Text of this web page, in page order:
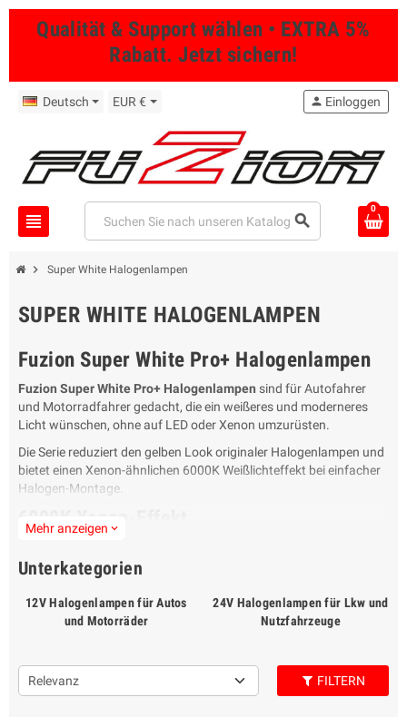
Qualität & Support wählen • EXTRA 5%
Rabatt. Jetzt sichern!
Deutsch EUR €
view_headline search
person Einloggen
0
chevron_right Super White Halogenlampen
SUPER WHITE HALOGENLAMPEN
Fuzion Super White Pro+ Halogenlampen
Fuzion Super White Pro+ Halogenlampen sind für Autofahrer
und Motorradfahrer gedacht, die ein weißeres und moderneres
Licht wünschen, ohne auf LED oder Xenon umzurüsten.
Die Serie reduziert den gelben Look originaler Halogenlampen und
bietet einen Xenon-ähnlichen 6000K Weißlichteffekt bei einfacher
Halogen-Montage.
6000K Xenon-Effekt
LED-Tagfahrlichtern und Xenon-Scheinwerfern an Autos,
Motorrädern und Rollern.
Qualität und reale Leistung
12V und 24V
Mehr anzeigen expand_more
Unterkategorien
12V Halogenlampen für Autos
und Motorräder
24V Halogenlampen für Lkw und
Nutzfahrzeuge
Relevanz FILTERN